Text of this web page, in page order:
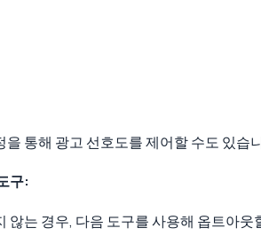
을 통해 광고 선호도를 제어할 수도 있
구:
않는 경우, 다음 도구를 사용해 옵트아웃